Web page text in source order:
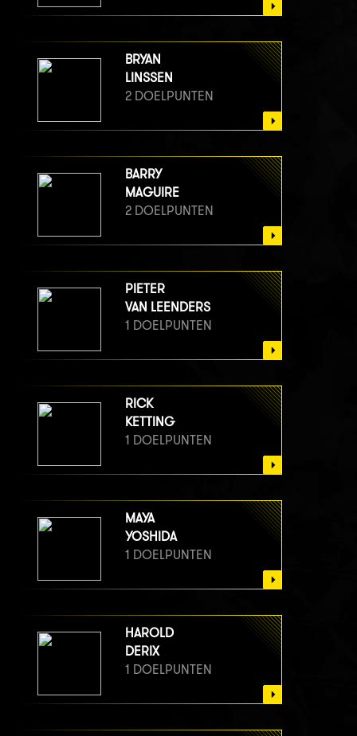
BRYAN
LINSSEN
2 DOELPUNTEN
BARRY
MAGUIRE
2 DOELPUNTEN
PIETER
VAN LEENDERS
1 DOELPUNTEN
RICK
KETTING
1 DOELPUNTEN
MAYA
YOSHIDA
1 DOELPUNTEN
HAROLD
DERIX
1 DOELPUNTEN